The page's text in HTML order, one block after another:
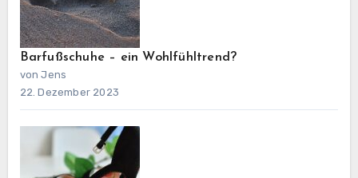
Barfußschuhe – ein Wohlfühltrend?
von Jens
22. Dezember 2023